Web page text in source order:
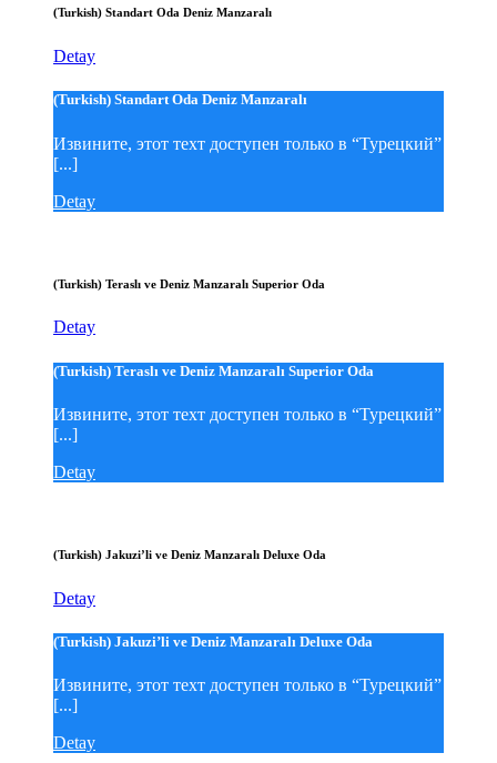
(Turkish) Standart Oda Deniz Manzaralı
Detay
(Turkish) Standart Oda Deniz Manzaralı
Извините, этот техт доступен только в “Турецкий”
[...]
Detay
(Turkish) Teraslı ve Deniz Manzaralı Superior Oda
Detay
(Turkish) Teraslı ve Deniz Manzaralı Superior Oda
Извините, этот техт доступен только в “Турецкий”
[...]
Detay
(Turkish) Jakuzi’li ve Deniz Manzaralı Deluxe Oda
Detay
(Turkish) Jakuzi’li ve Deniz Manzaralı Deluxe Oda
Извините, этот техт доступен только в “Турецкий”
[...]
Detay